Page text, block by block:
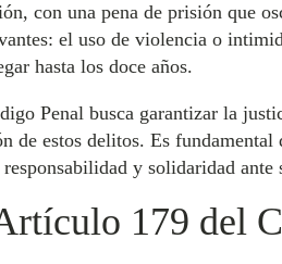
con una pena de prisión que
el uso de violencia o
hasta los doce años.
Penal busca garantizar la
de estos delitos. Es
y solidaridad
179 del